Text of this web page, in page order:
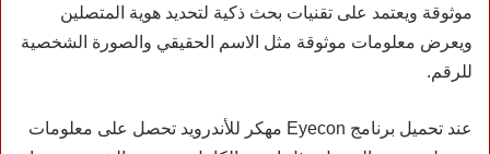
موثوقة ويعتمد على تقنيات بحث ذكية لتحديد هوية المتصلين
ويعرض معلومات موثوقة مثل الاسم الحقيقي والصورة الشخصية
للرقم.
عند تحميل برنامج Eyecon مهكر للأندرويد تحصل على معلومات